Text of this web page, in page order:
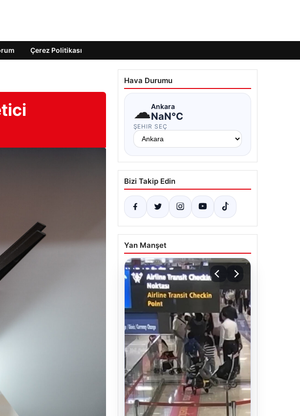
Çerez Politikası
Hava Durumu
☁Ankara
NaN°C
ŞEHIR SEÇ
Bizi Takip Edin
Yan Manşet